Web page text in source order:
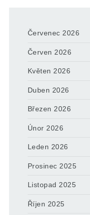
Červenec 2026
Červen 2026
Květen 2026
Duben 2026
Březen 2026
Únor 2026
Leden 2026
Prosinec 2025
Listopad 2025
Říjen 2025